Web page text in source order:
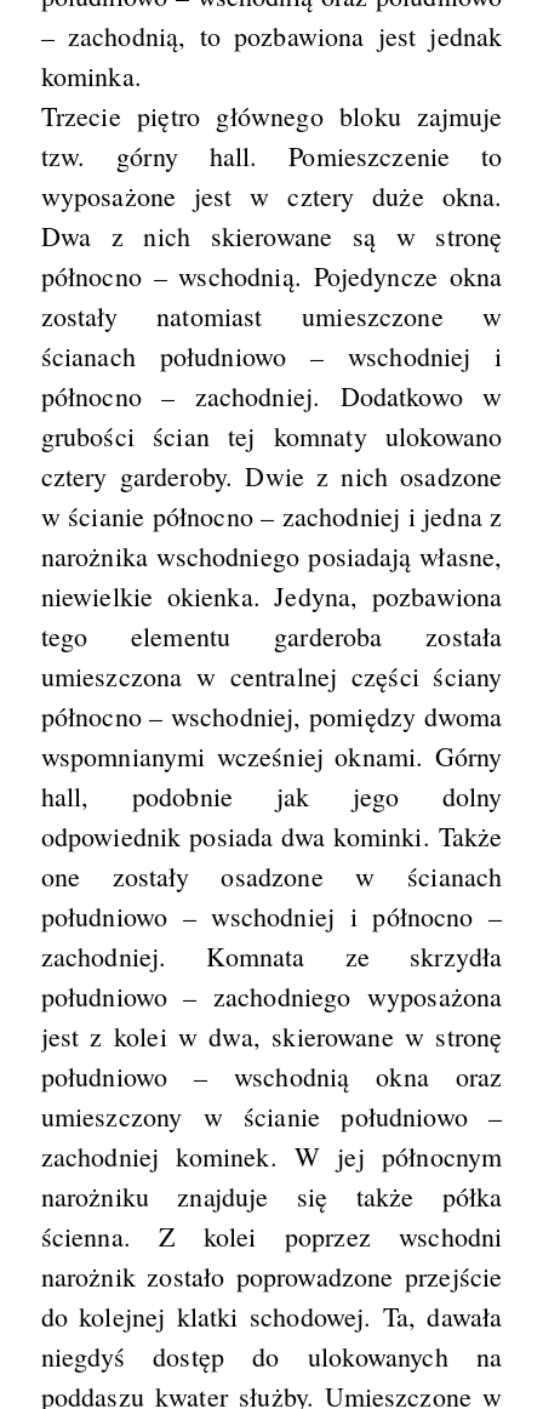
– zachodnią, to pozbawiona jest jednak
kominka.
Trzecie piętro głównego bloku zajmuje
tzw. górny hall. Pomieszczenie to
wyposażone jest w cztery duże okna.
Dwa z nich skierowane są w stronę
północno – wschodnią. Pojedyncze okna
zostały natomiast umieszczone w
ścianach południowo – wschodniej i
północno – zachodniej. Dodatkowo w
grubości ścian tej komnaty ulokowano
cztery garderoby. Dwie z nich osadzone
w ścianie północno – zachodniej i jedna z
narożnika wschodniego posiadają własne,
niewielkie okienka. Jedyna, pozbawiona
tego elementu garderoba została
umieszczona w centralnej części ściany
północno – wschodniej, pomiędzy dwoma
wspomnianymi wcześniej oknami. Górny
hall, podobnie jak jego dolny
odpowiednik posiada dwa kominki. Także
one zostały osadzone w ścianach
południowo – wschodniej i północno –
zachodniej. Komnata ze skrzydła
południowo – zachodniego wyposażona
jest z kolei w dwa, skierowane w stronę
południowo – wschodnią okna oraz
umieszczony w ścianie południowo –
zachodniej kominek. W jej północnym
narożniku znajduje się także półka
ścienna. Z kolei poprzez wschodni
narożnik zostało poprowadzone przejście
do kolejnej klatki schodowej. Ta, dawała
niegdyś dostęp do ulokowanych na
poddaszu kwater służby. Umieszczone w